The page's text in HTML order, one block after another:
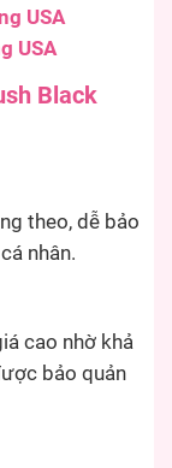
USA
USA
Black
theo, dễ bảo
nhân.
cao nhờ khả
bảo quản